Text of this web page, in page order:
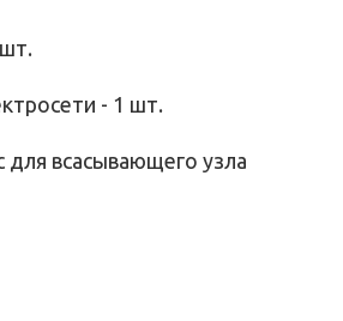
- 1 шт.
всасывающего узла